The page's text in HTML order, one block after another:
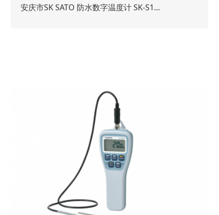
安庆市SK SATO 防水数字温度计 SK-S1...